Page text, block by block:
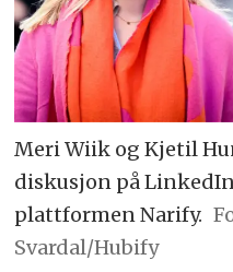
Meri Wiik og Kjetil
diskusjon på
plattformen Narify.
Svardal/Hubify